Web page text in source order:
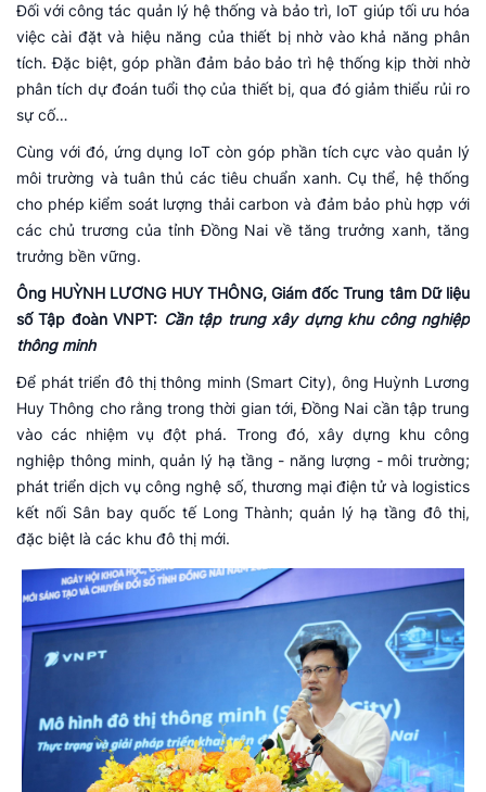
Đối với công tác quản lý hệ thống và bảo trì, IoT giúp tối ưu hóa
việc cài đặt và hiệu năng của thiết bị nhờ vào khả năng phân
tích. Đặc biệt, góp phần đảm bảo bảo trì hệ thống kịp thời nhờ
phân tích dự đoán tuổi thọ của thiết bị, qua đó giảm thiểu rủi ro
sự cố…
Cùng với đó, ứng dụng IoT còn góp phần tích cực vào quản lý
môi trường và tuân thủ các tiêu chuẩn xanh. Cụ thể, hệ thống
cho phép kiểm soát lượng thải carbon và đảm bảo phù hợp với
các chủ trương của tỉnh Đồng Nai về tăng trưởng xanh, tăng
trưởng bền vững.
Ông HUỲNH LƯƠNG HUY THÔNG, Giám đốc Trung tâm Dữ liệu
số Tập đoàn VNPT: Cần tập trung xây dựng khu công nghiệp
thông minh
Để phát triển đô thị thông minh (Smart City), ông Huỳnh Lương
Huy Thông cho rằng trong thời gian tới, Đồng Nai cần tập trung
vào các nhiệm vụ đột phá. Trong đó, xây dựng khu công
nghiệp thông minh, quản lý hạ tầng - năng lượng - môi trường;
phát triển dịch vụ công nghệ số, thương mại điện tử và logistics
kết nối Sân bay quốc tế Long Thành; quản lý hạ tầng đô thị,
đặc biệt là các khu đô thị mới.